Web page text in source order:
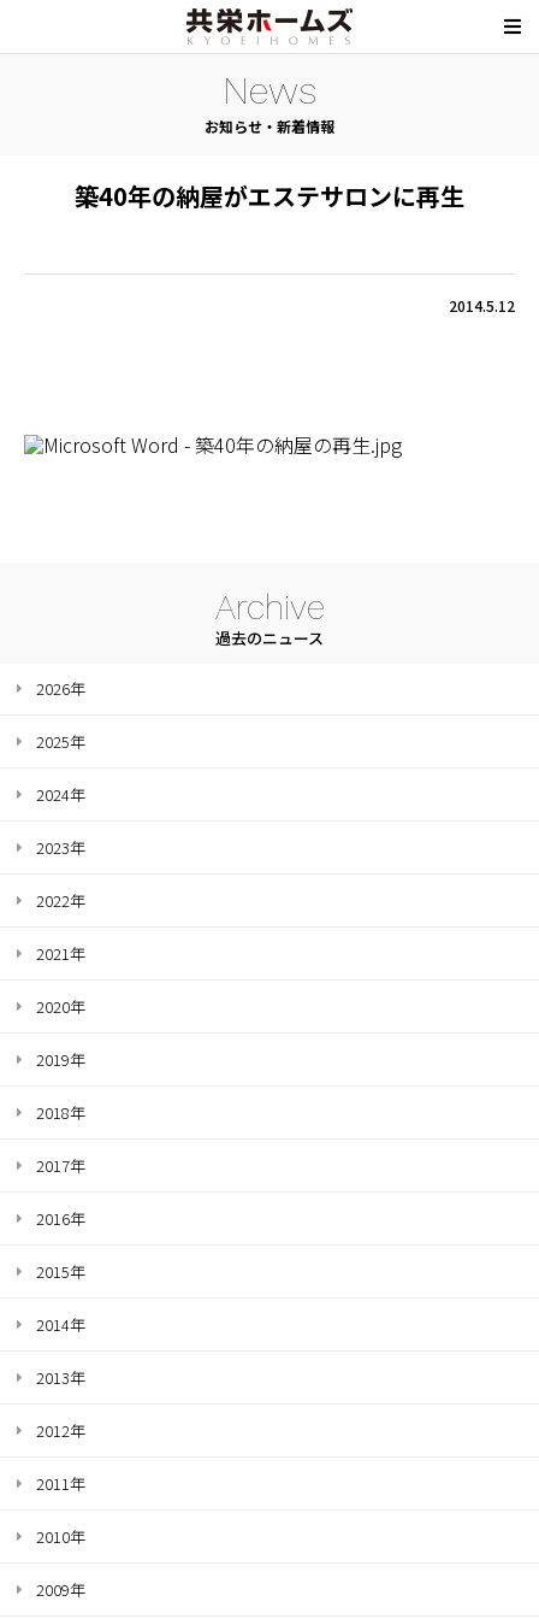
News
お知らせ・新着情報
築40年の納屋がエステサロンに再生
2014.5.12
Archive
過去のニュース
2026年
2025年
2024年
2023年
2022年
2021年
2020年
2019年
2018年
2017年
2016年
2015年
2014年
2013年
2012年
2011年
2010年
2009年